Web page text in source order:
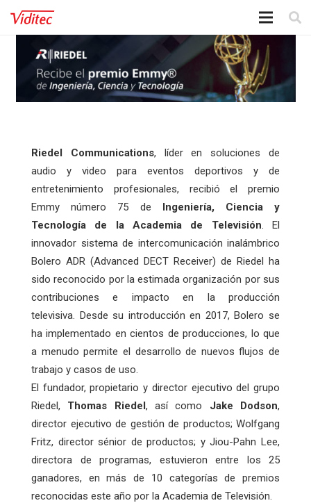
Riedel Communications, líder en soluciones de
audio y video para eventos deportivos y de
entretenimiento profesionales, recibió el premio
Emmy número 75 de Ingeniería, Ciencia y
Tecnología de la Academia de Televisión. El
innovador sistema de intercomunicación inalámbrico
Bolero ADR (Advanced DECT Receiver) de Riedel ha
sido reconocido por la estimada organización por sus
contribuciones e impacto en la producción
televisiva. Desde su introducción en 2017, Bolero se
ha implementado en cientos de producciones, lo que
a menudo permite el desarrollo de nuevos flujos de
trabajo y casos de uso.
El fundador, propietario y director ejecutivo del grupo
Riedel, Thomas Riedel, así como Jake Dodson,
director ejecutivo de gestión de productos; Wolfgang
Fritz, director sénior de productos; y Jiou-Pahn Lee,
directora de programas, estuvieron entre los 25
ganadores, en más de 10 categorías de premios
reconocidas este año por la Academia de Televisión.